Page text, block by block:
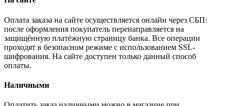
Оплата заказа на сайте осуществляется онлайн через СБП:
после оформления покупатель перенаправляется на
защищённую платёжную страницу банка. Все операции
проходят в безопасном режиме с использованием SSL-
шифрования. На сайте доступен только данный способ
оплаты.
Наличными